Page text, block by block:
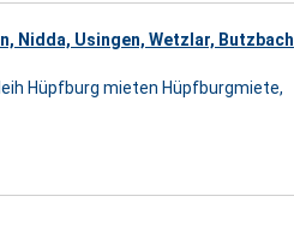
Nidda, Usingen, Wetzlar, Butzbach
Hüpfburg mieten Hüpfburgmiete,